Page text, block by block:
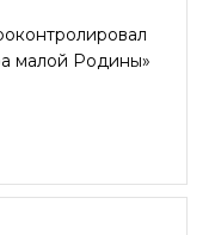
малой Родины»